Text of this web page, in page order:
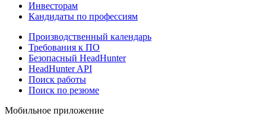
Инвесторам
Кандидаты по профессиям
Производственный календарь
Требования к ПО
Безопасный HeadHunter
HeadHunter API
Поиск работы
Поиск по резюме
Мобильное приложение